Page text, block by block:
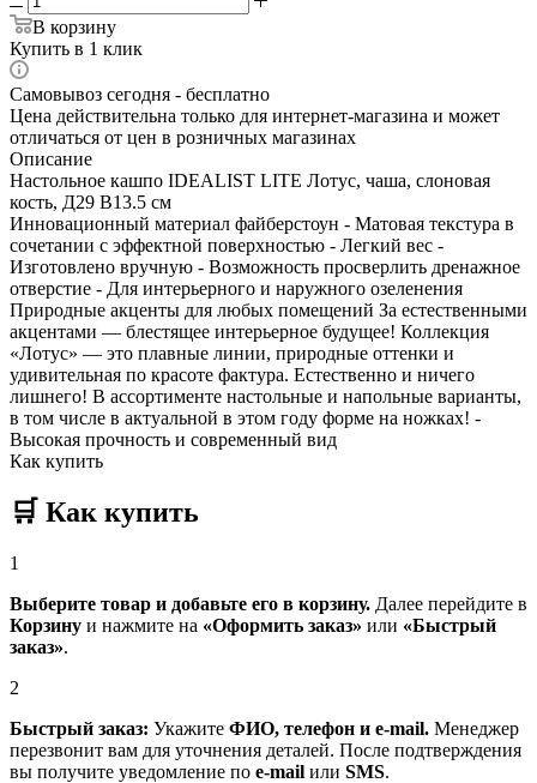
В корзину
Купить в 1 клик
Самовывоз сегодня - бесплатно
Цена действительна только для интернет-магазина и может
отличаться от цен в розничных магазинах
Описание
Настольное кашпо IDEALIST LITE Лотус, чаша, слоновая
кость, Д29 В13.5 см
Инновационный материал файберстоун - Матовая текстура в
сочетании с эффектной поверхностью - Легкий вес -
Изготовлено вручную - Возможность просверлить дренажное
отверстие - Для интерьерного и наружного озеленения
Природные акценты для любых помещений За естественными
акцентами — блестящее интерьерное будущее! Коллекция
«Лотус» — это плавные линии, природные оттенки и
удивительная по красоте фактура. Естественно и ничего
лишнего! В ассортименте настольные и напольные варианты,
в том числе в актуальной в этом году форме на ножках! -
Высокая прочность и современный вид
Как купить
🛒 Как купить
1
Выберите товар и добавьте его в корзину. Далее перейдите в
Корзину и нажмите на «Оформить заказ» или «Быстрый
заказ».
2
Быстрый заказ: Укажите ФИО, телефон и e-mail. Менеджер
перезвонит вам для уточнения деталей. После подтверждения
вы получите уведомление по e-mail или SMS.